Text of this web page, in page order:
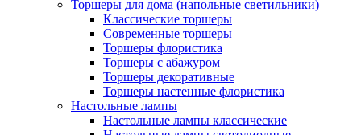
Торшеры для дома (напольные светильники)
Классические торшеры
Современные торшеры
Торшеры флористика
Торшеры с абажуром
Торшеры декоративные
Торшеры настенные флористика
Настольные лампы
Настольные лампы классические